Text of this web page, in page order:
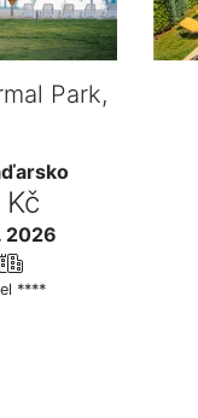
Park,
2026
****